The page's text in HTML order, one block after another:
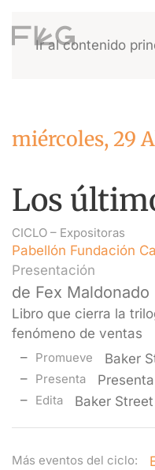
Ir al contenido
miércoles, 29
Los
CICLO – Expositoras
Pabellón Fundación
Presentación
de Fex Maldonado
Libro que cierra la
fenómeno de ventas
Promueve Baker
Presenta
Edita Baker
Más eventos del ciclo: